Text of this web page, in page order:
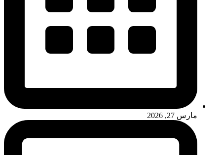
مارس 27, 2026